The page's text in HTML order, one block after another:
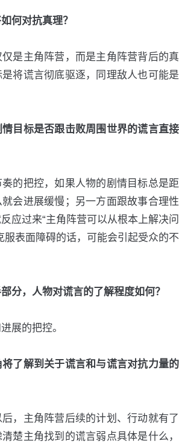
何对抗真理？
是主角阵营，而是主角阵营背后的真
将谎言彻底驱逐，同理敌人也可能是
目标是否跟击败周围世界的谎言直接
的把控，如果人物的剧情目标总是距
会进展缓慢；另一方面跟故事合理性
应过来“主角阵营可以从根本上解决问
服表面障碍的话，可能会引起受众的不
分，人物对谎言的了解程度如何？
展的把控。
了解到关于谎言和与谎言对抗力量的
，主角阵营后续的计划、行动就有了
楚主角找到的谎言弱点具体是什么，